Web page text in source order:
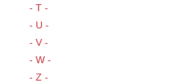
- T -
- U -
- V -
- W -
- Z -